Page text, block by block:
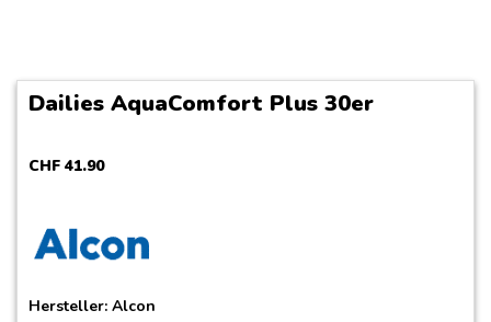
Dailies AquaComfort Plus 30er
CHF 41.90
Hersteller: Alcon